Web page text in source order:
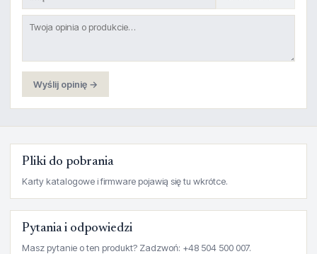
Wyślij opinię →
Pliki do pobrania
Karty katalogowe i firmware pojawią się tu wkrótce.
Pytania i odpowiedzi
Masz pytanie o ten produkt? Zadzwoń: +48 504 500 007.